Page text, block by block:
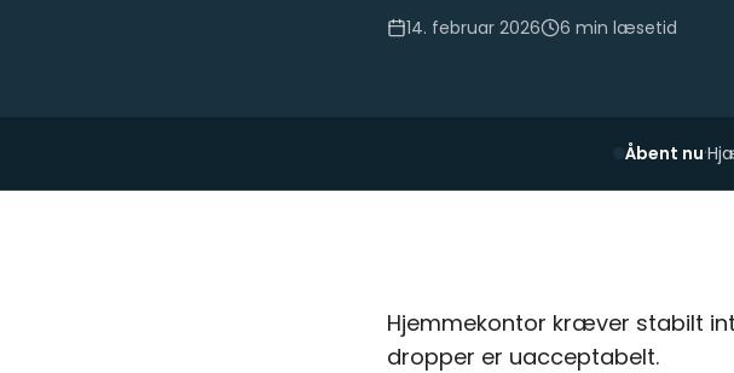
14. februar 2026 6 min læsetid
Åbent nu·
Hjemmekontor kræver stabilt
dropper er uacceptabelt.